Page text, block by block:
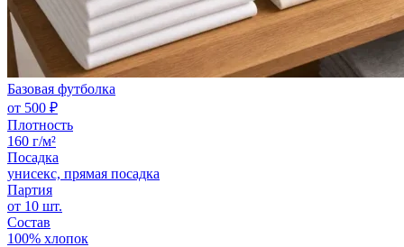
Базовая футболка
от 500 ₽
Плотность
160 г/м²
Посадка
унисекс, прямая посадка
Партия
от 10 шт.
Состав
100% хлопок